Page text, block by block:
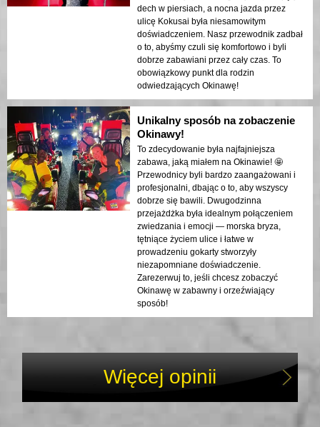
dech w piersiach, a nocna jazda przez
ulicę Kokusai była niesamowitym
doświadczeniem. Nasz przewodnik zadbał
o to, abyśmy czuli się komfortowo i byli
dobrze zabawiani przez cały czas. To
obowiązkowy punkt dla rodzin
odwiedzających Okinawę!
Unikalny sposób na zobaczenie
Okinawy!
To zdecydowanie była najfajniejsza
zabawa, jaką miałem na Okinawie! 🤩
Przewodnicy byli bardzo zaangażowani i
profesjonalni, dbając o to, aby wszyscy
dobrze się bawili. Dwugodzinna
przejażdżka była idealnym połączeniem
zwiedzania i emocji — morska bryza,
tętniące życiem ulice i łatwe w
prowadzeniu gokarty stworzyły
niezapomniane doświadczenie.
Zarezerwuj to, jeśli chcesz zobaczyć
Okinawę w zabawny i orzeźwiający
sposób!
Więcej opinii